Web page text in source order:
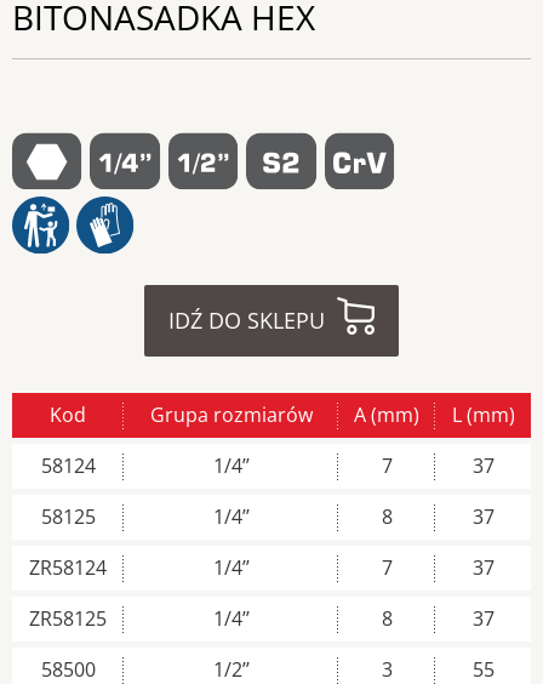
BITONASADKA HEX
IDŹ DO SKLEPU
Kod Grupa rozmiarów A (mm)
L (mm)
58124
1/4’’ 7
37
58125
1/4’’ 8
37
ZR58124
1/4’’ 7
37
ZR58125
1/4’’ 8
37
58500
1/2’’ 3
55